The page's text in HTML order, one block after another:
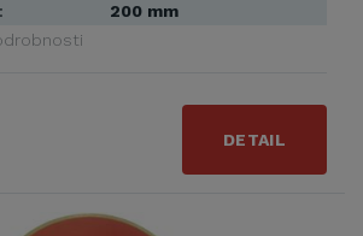
200 mm
DETAIL